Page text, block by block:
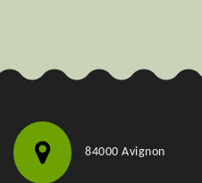
84000 Avignon